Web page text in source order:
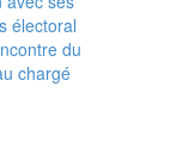
électoral
du
chargé